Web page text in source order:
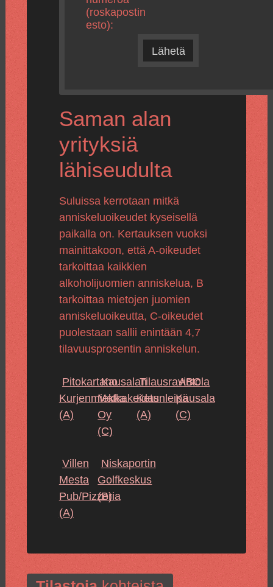
(roskapostin
esto):
Lähetä
Saman alan
yrityksiä
lähiseudulta
Suluissa kerrotaan mitkä
anniskeluoikeudet kyseisellä
paikalla on. Kertauksen vuoksi
mainittakoon, että A-oikeudet
tarkoittaa kaikkien
alkoholijuomien anniskelua, B
tarkoittaa mietojen juomien
anniskeluoikeutta, C-oikeudet
puolestaan sallii enintään 4,7
tilavuusprosentin anniskelun.
Pitokartano
Kurjenmiekka
(A)
Kausalan
Matkakeidas
Oy
(C)
Tilausravintola
Ketunleipä
(A)
ABC
Kausala
(C)
Villen
Mesta
Pub/Pizzeria
(A)
Niskaportin
Golfkeskus
(B)